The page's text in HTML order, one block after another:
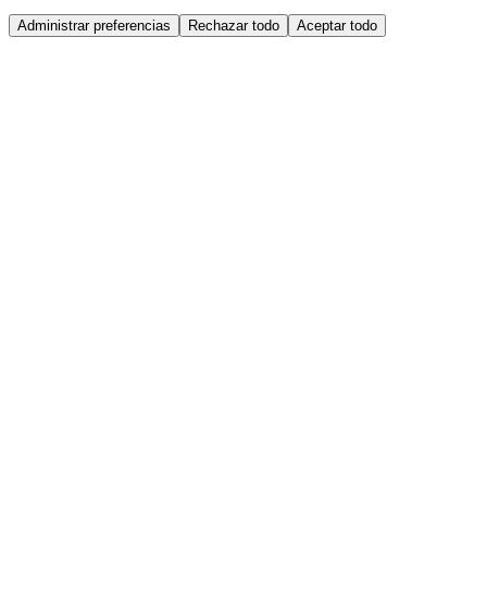
Administrar preferencias Rechazar todo Aceptar todo